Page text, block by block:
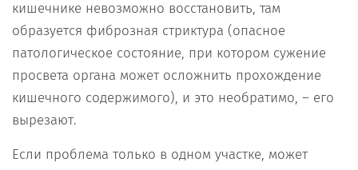
кишечнике невозможно восстановить, там
образуется фиброзная стриктура (опасное
патологическое состояние, при котором сужение
просвета органа может осложнить прохождение
кишечного содержимого), и это необратимо, – его
вырезают.
Если проблема только в одном участке, может